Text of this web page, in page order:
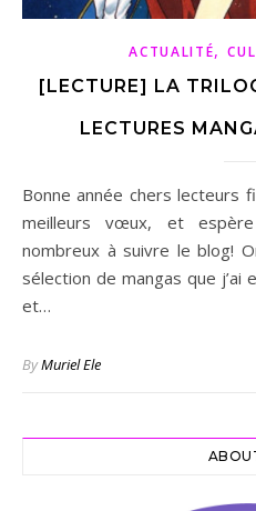
ACTUALITÉ,
[LECTURE] LA
LECTURES
Bonne année chers lecteurs fidèles! Je vous souhaite mes
meilleurs vœux, et
nombreux à suivre le blog!
sélection de mangas que j’ai
et…
ByMuriel Ele